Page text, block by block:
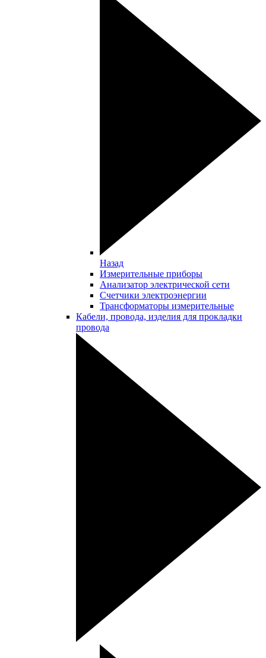
Назад
Измерительные приборы
Анализатор электрической сети
Счетчики электроэнергии
Трансформаторы измерительные
Кабели, провода, изделия для прокладки
провода